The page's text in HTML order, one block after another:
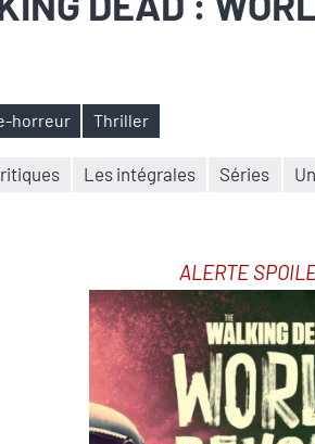
horreur Thriller
Les intégrales Séries